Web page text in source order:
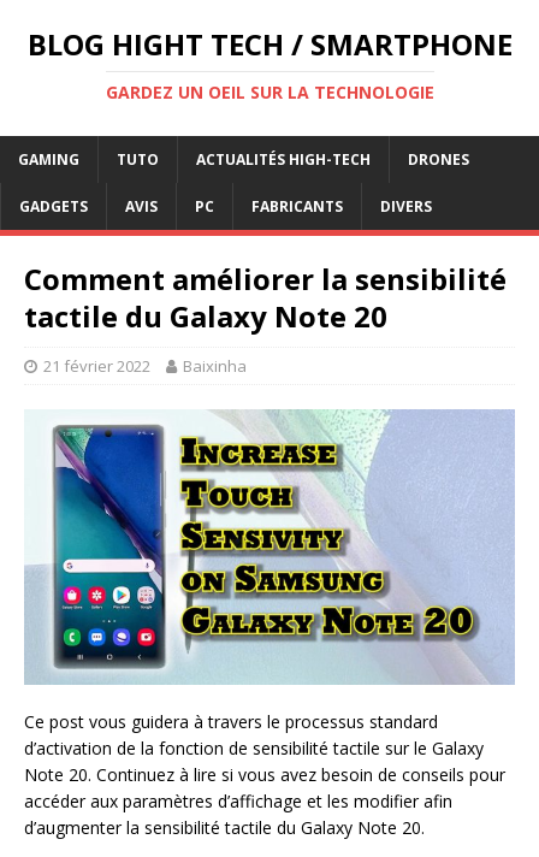
BLOG HIGHT TECH / SMARTPHONE
GARDEZ UN OEIL SUR LA TECHNOLOGIE
GAMING TUTO ACTUALITÉS HIGH-TECH DRONES
GADGETS AVIS PC FABRICANTS DIVERS
Comment améliorer la sensibilité
tactile du Galaxy Note 20
21 février 2022 Baixinha
Ce post vous guidera à travers le processus standard
d’activation de la fonction de sensibilité tactile sur le Galaxy
Note 20. Continuez à lire si vous avez besoin de conseils pour
accéder aux paramètres d’affichage et les modifier afin
d’augmenter la sensibilité tactile du Galaxy Note 20.